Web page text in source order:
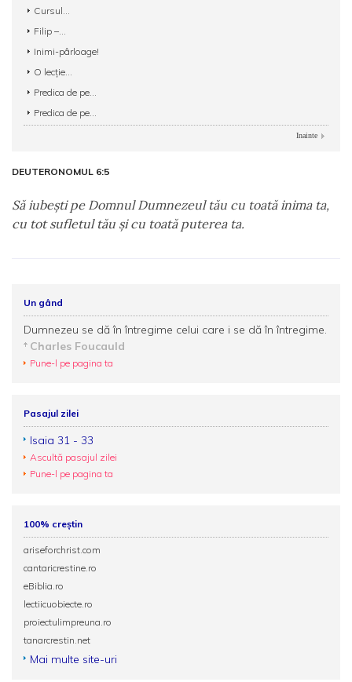
Cursul...
Filip –...
Inimi-pârloage!
O lecție...
Predica de pe...
Predica de pe...
Inainte
DEUTERONOMUL 6:5
Să iubeşti pe Domnul Dumnezeul tău cu toată inima ta,
cu tot sufletul tău şi cu toată puterea ta.
Un gând
Dumnezeu se dă în întregime celui care i se dă în întregime.
Charles Foucauld
Pune-l pe pagina ta
Pasajul zilei
Isaia 31 - 33
Ascultă pasajul zilei
Pune-l pe pagina ta
100% creștin
ariseforchrist.com
cantaricrestine.ro
eBiblia.ro
lectiicuobiecte.ro
proiectulimpreuna.ro
tanarcrestin.net
Mai multe site-uri